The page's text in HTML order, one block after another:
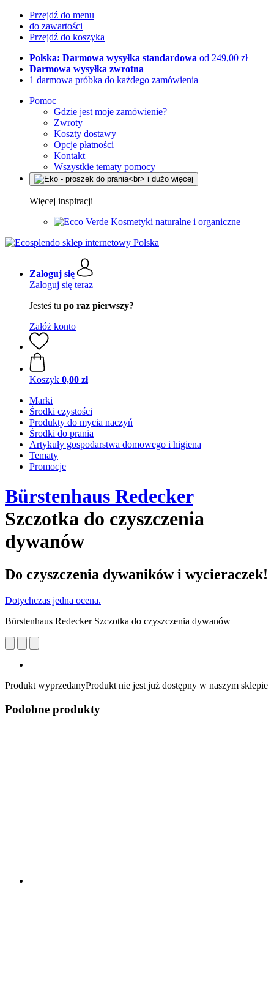
Przejdź do menu
do zawartości
Przejdź do koszyka
Polska: Darmowa wysyłka standardowa od 249,00 zł
Darmowa wysyłka zwrotna
1 darmowa próbka do każdego zamówienia
Pomoc
Gdzie jest moje zamówienie?
Zwroty
Koszty dostawy
Opcje płatności
Kontakt
Wszystkie tematy pomocy
Więcej inspiracji
Kosmetyki naturalne i organiczne
Zaloguj się
Zaloguj się teraz
Jesteś tu po raz pierwszy?
Załóż konto
Koszyk 0,00 zł
Marki
Środki czystości
Produkty do mycia naczyń
Środki do prania
Artykuły gospodarstwa domowego i higiena
Tematy
Promocje
Bürstenhaus Redecker
Szczotka do czyszczenia
dywanów
Do czyszczenia dywaników i wycieraczek!
Dotychczas jedna ocena.
Bürstenhaus Redecker Szczotka do czyszczenia dywanów
Produkt wyprzedanyProdukt nie jest już dostępny w naszym sklepie
Podobne produkty